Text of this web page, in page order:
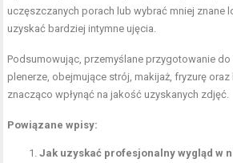
uczęszczanych porach lub wybrać mniej znane
uzyskać bardziej intymne ujęcia.
Podsumowując, przemyślane przygotowanie
plenerze, obejmujące strój, makijaż, fryzurę
znacząco wpłynąć na jakość uzyskanych zdjęć.
Powiązane wpisy:
Jak uzyskać profesjonalny wygląd w